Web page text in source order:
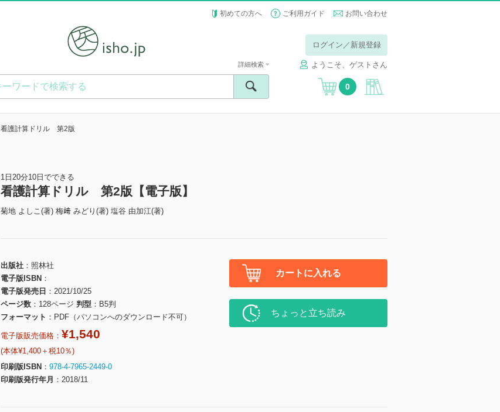
初めての方へ ご利用ガイド お問い合わせ
ログイン／新規登録
ようこそ、ゲストさん
詳細検索
0
看護計算ドリル 第2版
1日20分10日でできる
看護計算ドリル 第2版【電子版】
菊地 よしこ(著) 梅﨑 みどり(著) 塩谷 由加江(著)
出版社
照林社
電子版ISBN
電子版発売日
2021/10/25
ページ数
128ページ 判型
B5判
フォーマット
PDF（パソコンへのダウンロード不可）
電子版販売価格： ¥1,540
(本体¥1,400＋税10％)
印刷版ISBN
978-4-7965-2449-0
印刷版発行年月
2018/11
カートに入れる
ちょっと立ち読み